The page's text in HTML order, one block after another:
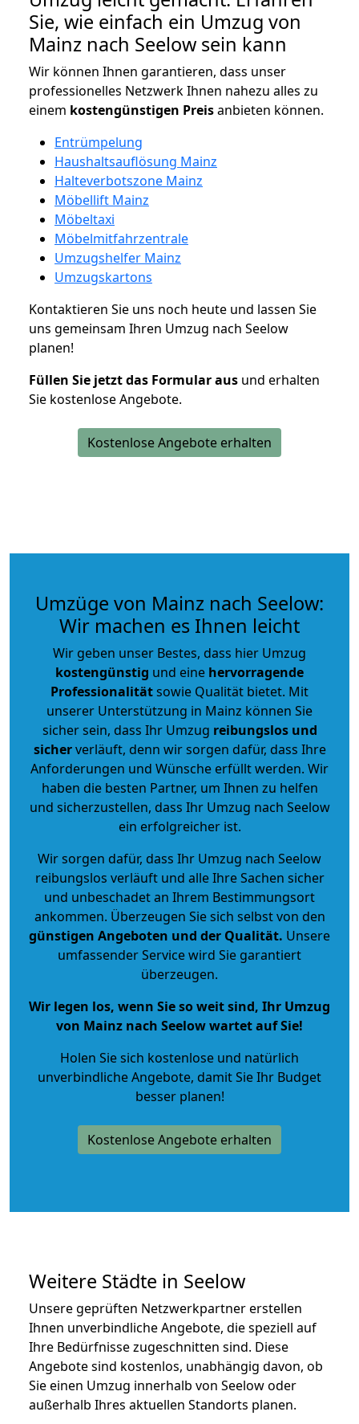
Sie, wie einfach ein Umzug von
Mainz nach Seelow sein kann
Wir können Ihnen garantieren, dass unser
professionelles Netzwerk Ihnen nahezu alles zu
einem kostengünstigen Preisanbieten können.
Entrümpelung
Haushaltsauflösung Mainz
Halteverbotszone Mainz
Möbellift Mainz
Möbeltaxi
Möbelmitfahrzentrale
Umzugshelfer Mainz
Umzugskartons
Kontaktieren Sie uns noch heute und lassen Sie
uns gemeinsam Ihren Umzug nach Seelow
planen!
Füllen Sie jetzt das Formular aus und erhalten
Sie kostenlose Angebote.
Kostenlose Angebote erhalten
Umzüge von Mainz nach Seelow:
Wir machen es Ihnen leicht
Wir geben unser Bestes, dass hier Umzug
kostengünstig und eine hervorragende
Professionalitätsowie Qualität bietet. Mit
unserer Unterstützung in Mainz können Sie
sicher sein, dass Ihr Umzug reibungslos und
sicherverläuft, denn wir sorgen dafür, dass Ihre
Anforderungen und Wünsche erfüllt werden. Wir
haben die besten Partner, um Ihnen zu helfen
und sicherzustellen, dass Ihr Umzug nach Seelow
ein erfolgreicher ist.
Wir sorgen dafür, dass Ihr Umzug nach Seelow
reibungslos verläuft und alle Ihre Sachen sicher
und unbeschadet an Ihrem Bestimmungsort
ankommen. Überzeugen Sie sich selbst von den
günstigen Angeboten und der Qualität. Unsere
umfassender Service wird Sie garantiert
überzeugen.
Wir legen los, wenn Sie so weit sind, Ihr Umzug
von Mainz nach Seelow wartet auf Sie!
Holen Sie sich kostenlose und natürlich
unverbindliche Angebote, damit Sie Ihr Budget
besser planen!
Kostenlose Angebote erhalten
Weitere Städte in Seelow
Unsere geprüften Netzwerkpartner erstellen
Ihnen unverbindliche Angebote, die speziell auf
Ihre Bedürfnisse zugeschnitten sind. Diese
Angebote sind kostenlos, unabhängig davon, ob
Sie einen Umzug innerhalb von Seelow oder
außerhalb Ihres aktuellen Standorts planen.